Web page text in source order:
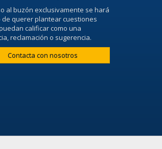
al buzón exclusivamente se hará
de querer plantear cuestiones
calificar como una
reclamación o sugerencia.
Contacta con nosotros